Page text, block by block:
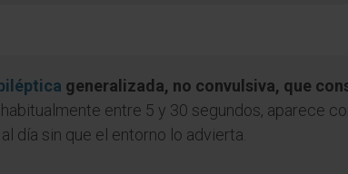
generalizada, no convulsiva, que
habitualmente entre 5 y 30 segundos, aparece
día sin que el entorno lo advierta.